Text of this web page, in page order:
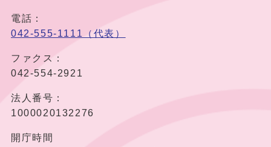
電話：
042-555-1111（代表）
ファクス：
042-554-2921
法人番号：
1000020132276
開庁時間